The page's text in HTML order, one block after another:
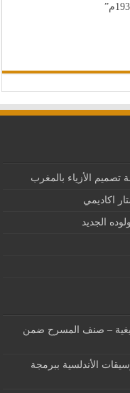
الأزياء بالمغرب
اكاديمي
الجديد
– صنف المسرح ضمن
الأندلسية ببرمجة